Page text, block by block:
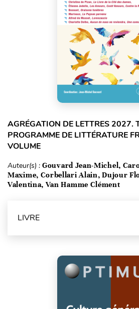
AGRÉGATION DE LETTRES 2027.
PROGRAMME DE LITTÉRATURE
VOLUME
Auteur(s) : Gouvard Jean-Michel,
Maxime, Corbellari Alain, Dujour
Valentina, Van Hamme Clément
LIVRE